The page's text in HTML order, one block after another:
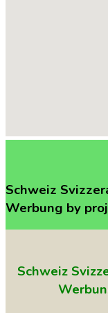
Schweiz
Werbung by
Schweiz